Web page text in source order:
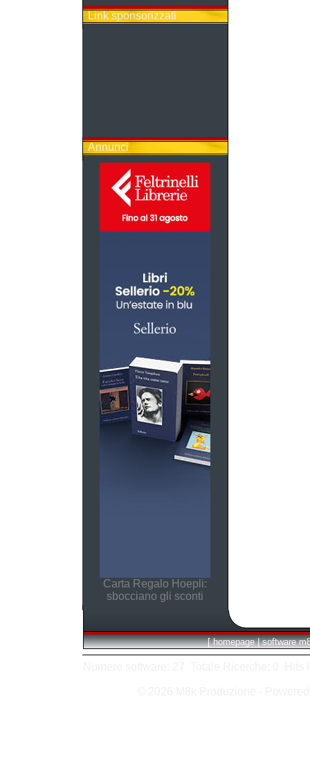
Link sponsorizzati
Annunci
Carta Regalo Hoepli:
sbocciano gli sconti
[ homepage | software